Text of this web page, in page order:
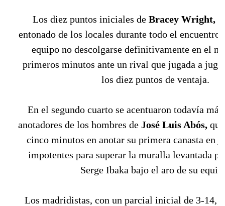
Los diez puntos iniciales de Bracey Wright,el
entonado de los locales durante todo el
equipo no descolgarse definitivamente en el
primeros minutos ante un rival que jugada a
los diez puntos de ventaja.
En el segundo cuarto se acentuaron todavía
anotadores de los hombres de José Luis Abós,
cinco minutos en anotar su primera canasta en
impotentes para superar la muralla levantada
Serge Ibaka bajo el aro de su
Los madridistas, con un parcial inicial de 3-14,